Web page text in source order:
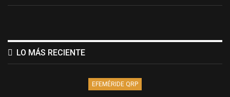
LO MÁS RECIENTE
EFEMÉRIDE QRP